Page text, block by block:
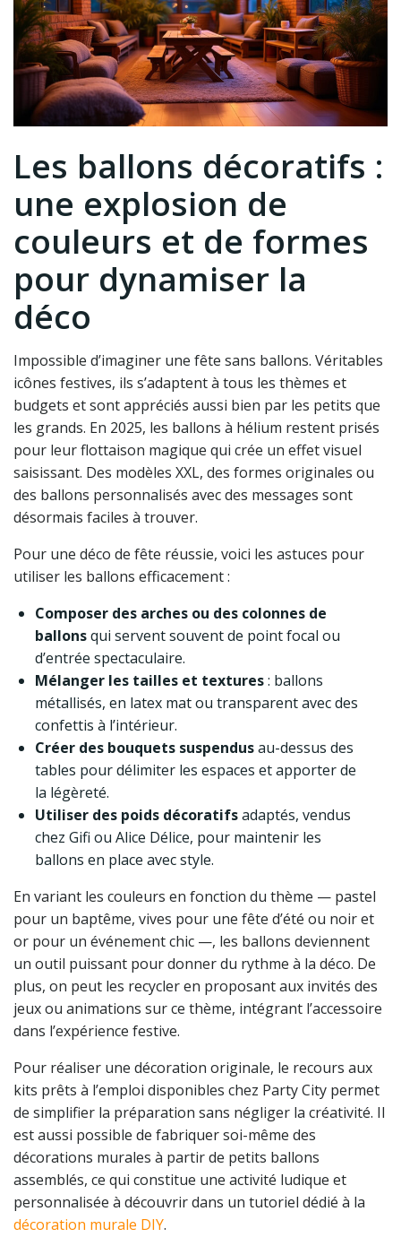
Les ballons décoratifs :
une explosion de
couleurs et de formes
pour dynamiser la
déco
Impossible d’imaginer une fête sans ballons. Véritables
icônes festives, ils s’adaptent à tous les thèmes et
budgets et sont appréciés aussi bien par les petits que
les grands. En 2025, les ballons à hélium restent prisés
pour leur flottaison magique qui crée un effet visuel
saisissant. Des modèles XXL, des formes originales ou
des ballons personnalisés avec des messages sont
désormais faciles à trouver.
Pour une déco de fête réussie, voici les astuces pour
utiliser les ballons efficacement :
Composer des arches ou des colonnes de
ballonsqui servent souvent de point focal ou
d’entrée spectaculaire.
Mélanger les tailles et textures: ballons
métallisés, en latex mat ou transparent avec des
confettis à l’intérieur.
Créer des bouquets suspendusau-dessus des
tables pour délimiter les espaces et apporter de
la légèreté.
Utiliser des poids décoratifsadaptés, vendus
chez Gifi ou Alice Délice, pour maintenir les
ballons en place avec style.
En variant les couleurs en fonction du thème — pastel
pour un baptême, vives pour une fête d’été ou noir et
or pour un événement chic —, les ballons deviennent
un outil puissant pour donner du rythme à la déco. De
plus, on peut les recycler en proposant aux invités des
jeux ou animations sur ce thème, intégrant l’accessoire
dans l’expérience festive.
Pour réaliser une décoration originale, le recours aux
kits prêts à l’emploi disponibles chez Party City permet
de simplifier la préparation sans négliger la créativité. Il
est aussi possible de fabriquer soi-même des
décorations murales à partir de petits ballons
assemblés, ce qui constitue une activité ludique et
personnalisée à découvrir dans un tutoriel dédié à la
décoration murale DIY.